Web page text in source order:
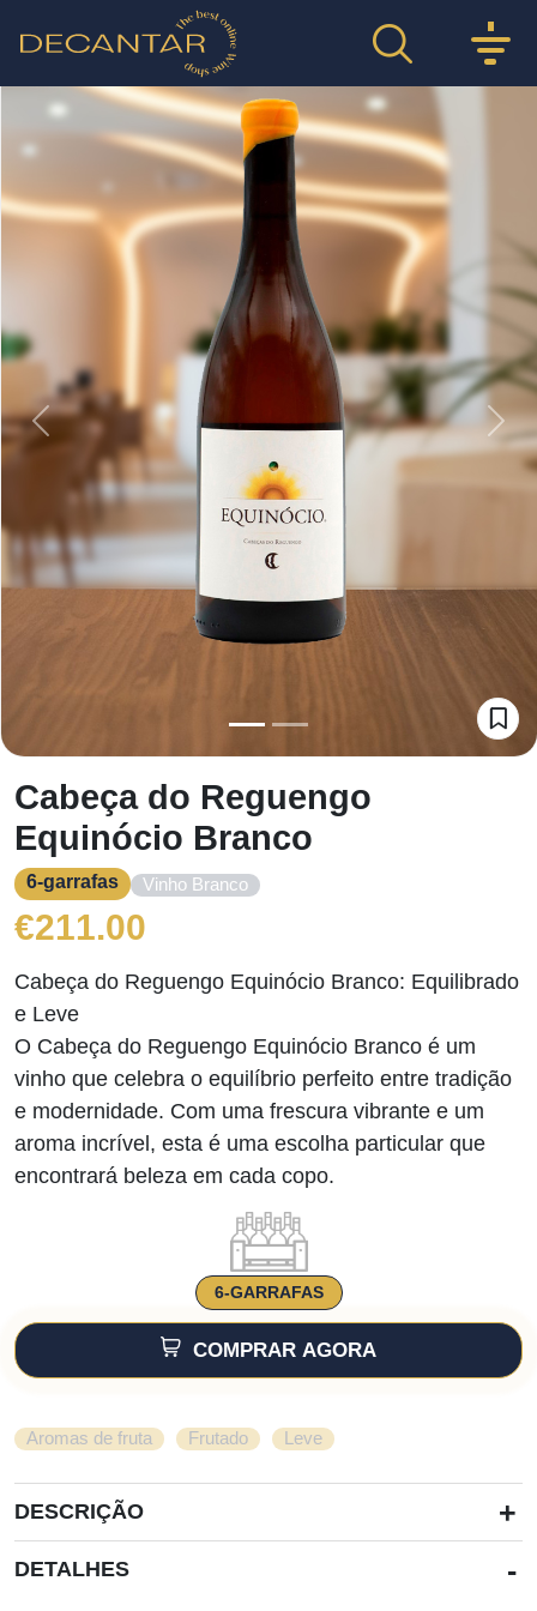
Previous
Cabeça do Reguengo
Equinócio Branco
6-garrafas Vinho Branco
€211.00
Cabeça do Reguengo Equinócio Branco: Equilibrado
e Leve
O Cabeça do Reguengo Equinócio Branco é um
vinho que celebra o equilíbrio perfeito entre tradição
e modernidade. Com uma frescura vibrante e um
aroma incrível, esta é uma escolha particular que
encontrará beleza em cada copo.
6-GARRAFAS
COMPRAR AGORA
Aromas de fruta Frutado Leve
DESCRIÇÃO +
DETALHES -